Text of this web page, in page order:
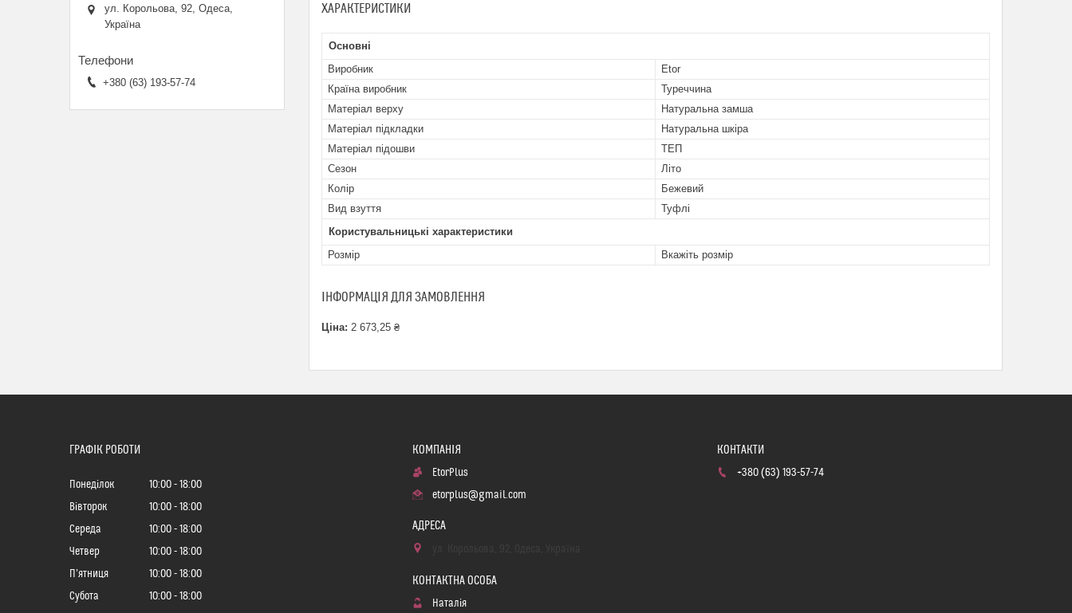
ХАРАКТЕРИСТИКИ
Основні
Виробник
Etor
Країна виробник
Туреччина
Матеріал верху
Натуральна замша
Матеріал підкладки
Натуральна шкіра
Матеріал підошви
ТЕП
Сезон
Літо
Колір
Бежевий
Вид взуття
Туфлі
Користувальницькі характеристики
Розмір
Вкажіть розмір
ІНФОРМАЦІЯ ДЛЯ ЗАМОВЛЕННЯ
Ціна: 2 673,25 ₴
ул. Корольова, 92, Одеса,
Україна
+380 (63) 193-57-74
ГРАФІК РОБОТИ
Понеділок 10:00
18:00
Вівторок
10:00
18:00
Середа
10:00
18:00
Четвер
10:00
18:00
Пʼятниця
10:00
18:00
Субота
10:00
18:00
EtorPlus
etorplus@gmail.com
Наталія
+380 (63) 193-57-74